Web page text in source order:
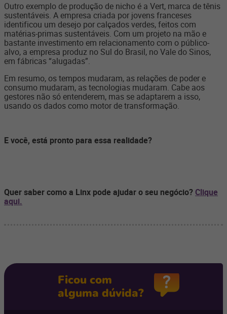
Outro exemplo de produção de nicho é a Vert, marca de tênis
sustentáveis. A empresa criada por jovens franceses
identificou um desejo por calçados verdes, feitos com
matérias-primas sustentáveis. Com um projeto na mão e
bastante investimento em relacionamento com o público-
alvo, a empresa produz no Sul do Brasil, no Vale do Sinos,
em fábricas “alugadas”.
Em resumo, os tempos mudaram, as relações de poder e
consumo mudaram, as tecnologias mudaram. Cabe aos
gestores não só entenderem, mas se adaptarem a isso,
usando os dados como motor de transformação.
E você, está pronto para essa realidade?
Quer saber como a Linx pode ajudar o seu negócio? Clique
aqui.
Ficou com
alguma dúvida?